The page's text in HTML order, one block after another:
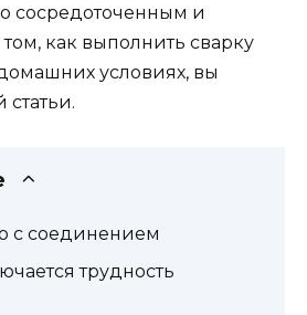
сосредоточенным и
как выполнить сварку
условиях, вы
статьи.
с соединением
трудность